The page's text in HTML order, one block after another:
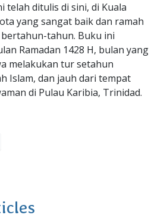
telah ditulis di sini, di Kuala
yang sangat baik dan ramah
bertahun-tahun. Buku ini
Ramadan 1428 H, bulan yang
melakukan tur setahun
Islam, dan jauh dari tempat
di Pulau Karibia, Trinidad.